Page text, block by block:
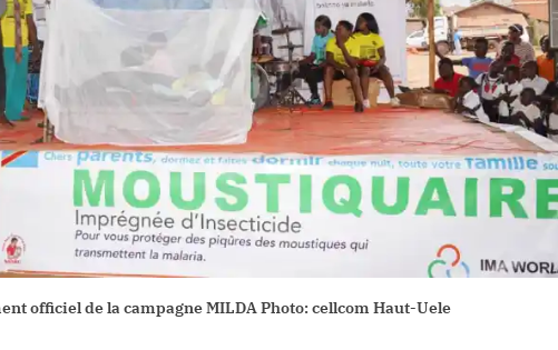
campagne
distribution
des
moustiquaires
en
zone
de
santé
de
Watsa
officiel de la campagne MILDA Photo: cellcom Haut-Uele